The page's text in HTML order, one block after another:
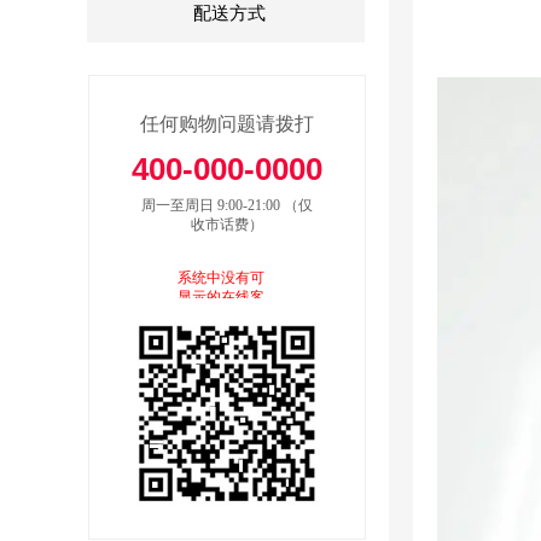
配送方式
任何购物问题请拨打
400-000-0000
系统中没有可
显示的在线客
用“内容编辑”进
行添加。
周一至周日 9:00-21:00 （仅
收市话费）